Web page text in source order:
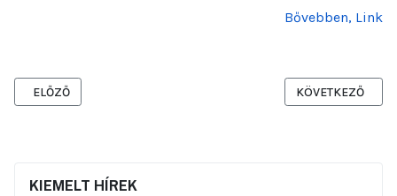
Bővebben, Link
ELŐZŐ CIKK: ZÖLD BUSZVÁRÓ A JÓZSEF NÁDOR TÉREN
ELŐZŐ KÖVETKEZŐ
KÖVETKEZŐ
KIEMELT HÍREK